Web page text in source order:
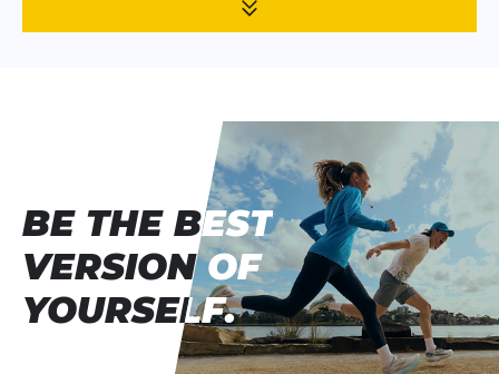
BE THE BEST
VERSION OF
YOURSELF.
BE THE BEST
VERSION OF
YOURSELF.